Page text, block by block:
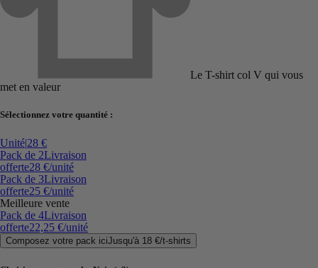
Le T-shirt col V qui vous
met en valeur
Sélectionnez votre quantité :
Unité|28 €
Pack de 2Livraison
offerte28 €/unité
Pack de 3Livraison
offerte25 €/unité
Meilleure vente
Pack de 4Livraison
offerte22,25 €/unité
Composez votre pack iciJusqu'à 18 €/t-shirts